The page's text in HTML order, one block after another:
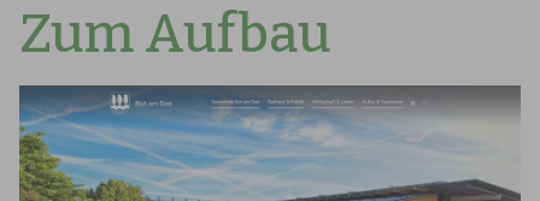
Zum Aufbau